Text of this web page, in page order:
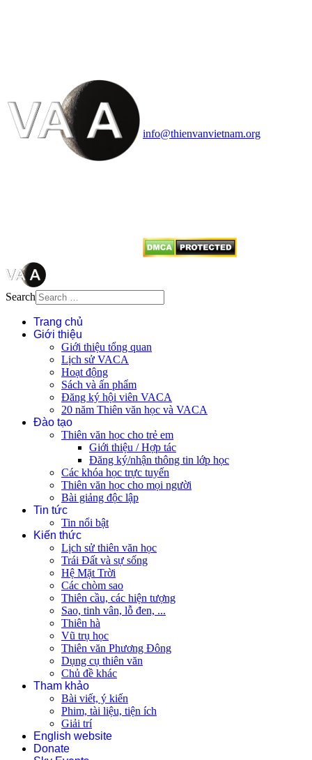
info@thienvanvietnam.org
Search
Trang chủ
Giới thiệu
Giới thiệu tổng quan
Lịch sử VACA
Hoạt động
Sách và ấn phẩm
Đăng ký hội viên VACA
20 năm Thiên văn học và VACA
Đào tạo
Thiên văn học cho trẻ em
Giới thiệu / Hợp tác
Đăng ký/nhận thông tin lớp học
Các khóa học trực tuyến
Thiên văn học cho mọi người
Bài giảng độc lập
Tin tức
Tin nổi bật
Kiến thức
Lịch sử thiên văn học
Trái Đất và sự sống
Hệ Mặt Trời
Các chòm sao
Thiên cầu, các hiện tượng
Sao, tinh vân, lỗ đen, ...
Thiên hà
Vũ trụ học
Thiên văn Phương Đông
Dụng cụ thiên văn
Chủ đề khác
Tham khảo
Bài viết, ý kiến
Phim, tài liệu, tiện ích
Giải trí
English website
Donate